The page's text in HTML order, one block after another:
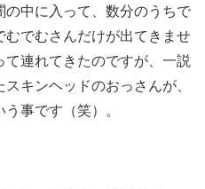
中に入って、数分のうちで
でむさんだけが出てきませ
連れてきたのですが、一説
キンヘッドのおっさんが、
事です（笑）。